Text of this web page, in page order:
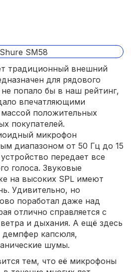
традиционный внешний
для рядового
попало бы в наш рейтинг,
впечатляющими
положительных
покупателей.
микрофон
диапазоном от 50 Гц до 15
передает все
голоса. Звуковые
на высоких SPL имеют
Удивительно, но
поработал даже над
отлично справляется с
и дыхания. А ещё здесь
демпфер капсюля,
шумы.
тем, что её микрофоны